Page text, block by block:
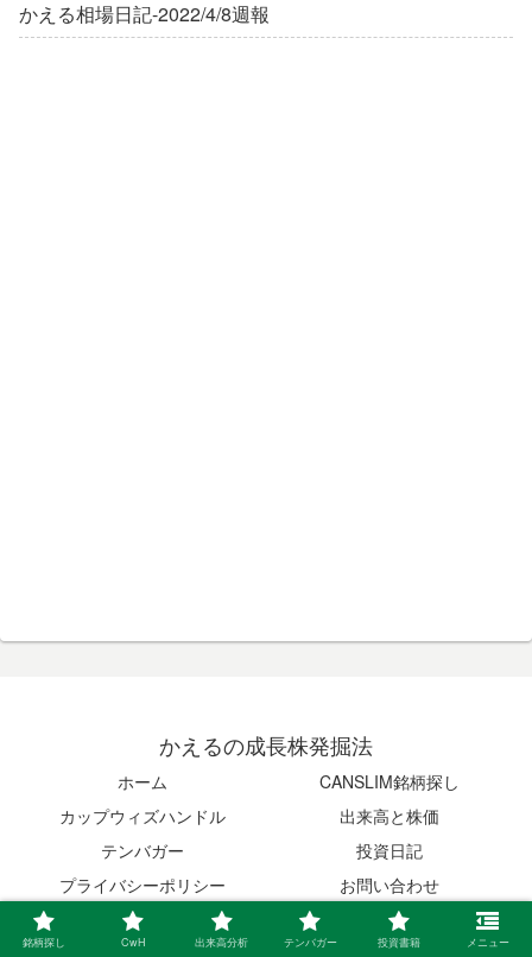
かえる相場日記-2022/4/8週報
かえるの成長株発掘法
ホーム
CANSLIM銘柄探し
カップウィズハンドル
出来高と株価
テンバガー
投資日記
プライバシーポリシー
お問い合わせ
© 2020 かえるの成長株発掘法.
銘柄探し CwH 出来高分析 テンバガー 投資書籍 メニュー